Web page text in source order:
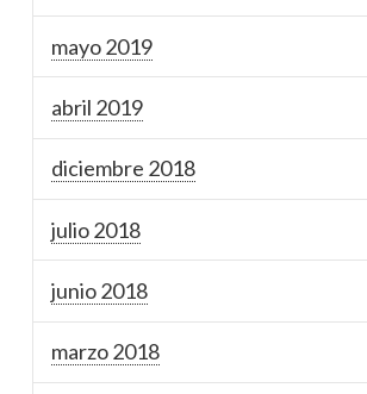
mayo 2019
abril 2019
diciembre 2018
julio 2018
junio 2018
marzo 2018